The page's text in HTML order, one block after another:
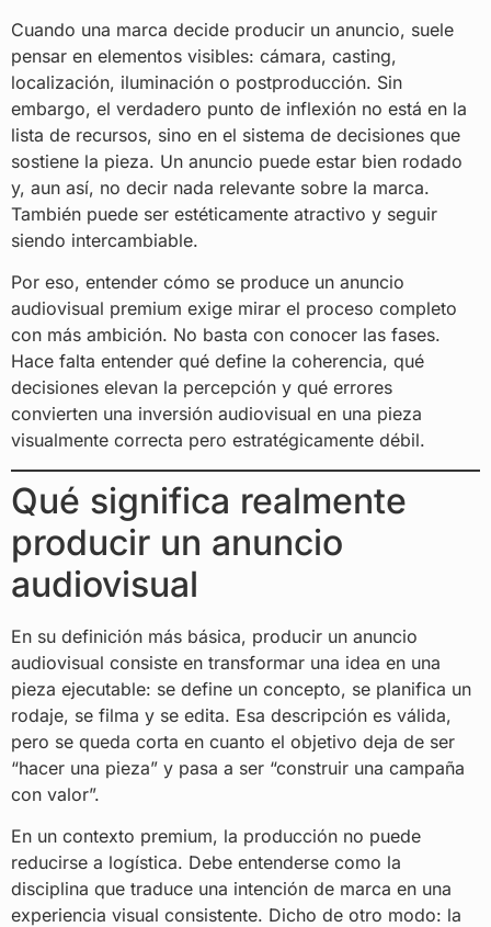
Cuando una marca decide producir un anuncio, suele
pensar en elementos visibles: cámara, casting,
localización, iluminación o postproducción. Sin
embargo, el verdadero punto de inflexión no está en la
lista de recursos, sino en el sistema de decisiones que
sostiene la pieza. Un anuncio puede estar bien rodado
y, aun así, no decir nada relevante sobre la marca.
También puede ser estéticamente atractivo y seguir
siendo intercambiable.
Por eso, entender cómo se produce un anuncio
audiovisual premium exige mirar el proceso completo
con más ambición. No basta con conocer las fases.
Hace falta entender qué define la coherencia, qué
decisiones elevan la percepción y qué errores
convierten una inversión audiovisual en una pieza
visualmente correcta pero estratégicamente débil.
Qué significa realmente
producir un anuncio
audiovisual
En su definición más básica, producir un anuncio
audiovisual consiste en transformar una idea en una
pieza ejecutable: se define un concepto, se planifica un
rodaje, se filma y se edita. Esa descripción es válida,
pero se queda corta en cuanto el objetivo deja de ser
“hacer una pieza” y pasa a ser “construir una campaña
con valor”.
En un contexto premium, la producción no puede
reducirse a logística. Debe entenderse como la
disciplina que traduce una intención de marca en una
experiencia visual consistente. Dicho de otro modo: la